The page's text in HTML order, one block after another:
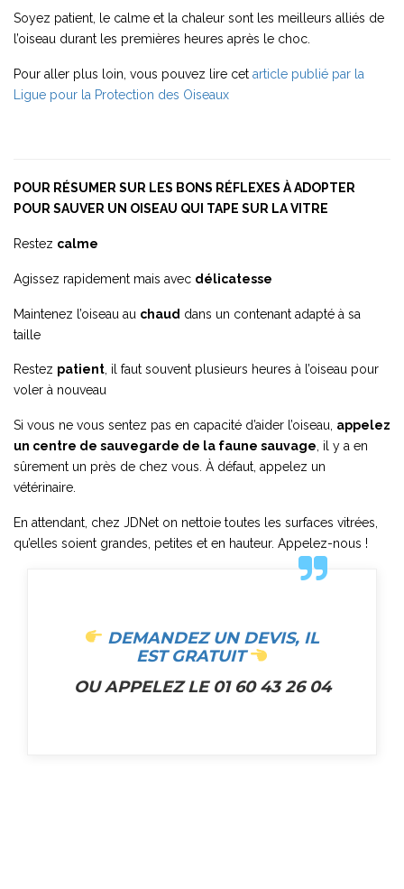
Soyez patient, le calme et la chaleur sont les meilleurs alliés de
l’oiseau durant les premières heures après le choc.
Pour aller plus loin, vous pouvez lire cet article publié par la
Ligue pour la Protection des Oiseaux
POUR RÉSUMER SUR LES BONS RÉFLEXES À ADOPTER
POUR SAUVER UN OISEAU QUI TAPE SUR LA VITRE
Restez calme
Agissez rapidement mais avec délicatesse
Maintenez l’oiseau au chaud dans un contenant adapté à sa
taille
Restez patient, il faut souvent plusieurs heures à l’oiseau pour
voler à nouveau
Si vous ne vous sentez pas en capacité d’aider l’oiseau, appelez
un centre de sauvegarde de la faune sauvage, il y a en
sûrement un près de chez vous. À défaut, appelez un
vétérinaire.
En attendant, chez JDNet on nettoie toutes les surfaces vitrées,
qu’elles soient grandes, petites et en hauteur. Appelez-nous !
DEMANDEZ UN DEVIS, IL
EST GRATUIT
OU APPELEZ LE 01 60 43 26 04